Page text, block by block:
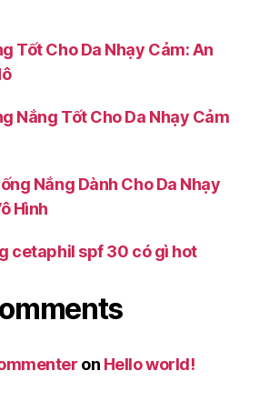
Tốt Cho Da Nhạy Cảm: An
Nắng Tốt Cho Da Nhạy Cảm
Nắng Dành Cho Da Nhạy
Hình
cetaphil spf 30 có gì hot
on Hello world!